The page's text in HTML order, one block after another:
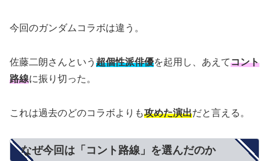
今回のガンダムコラボは違う。
佐藤二朗さんという 超個性派俳優を起用し、あえてコント
路線に振り切った。
これは過去のどのコラボよりも攻めた演出だと言える。
なぜ今回は「コント路線」を選んだのか